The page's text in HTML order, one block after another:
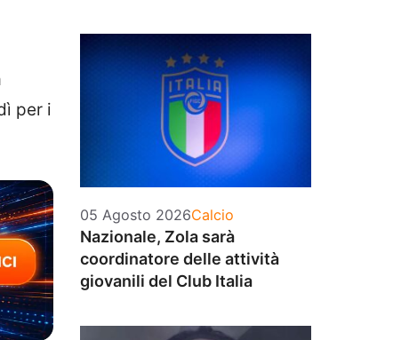
per i
05 Agosto 2026Categorie
Calcio
Nazionale, Zola sarà
coordinatore delle attività
giovanili del Club Italia